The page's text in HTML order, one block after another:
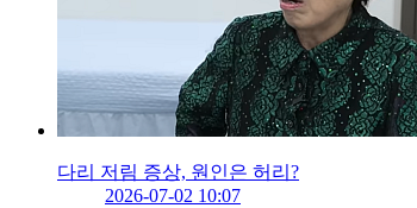
다리 저림 증상, 원인은 허리?
2026-07-02 10:07